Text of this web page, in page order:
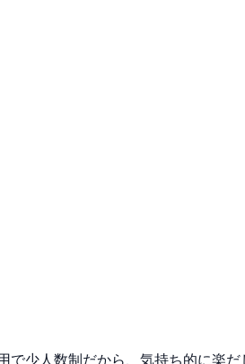
で少人数制だから、気持ち的に楽